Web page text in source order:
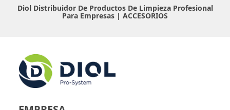
Diol Distribuidor De Productos De Limpieza Profesional
Para Empresas | ACCESORIOS